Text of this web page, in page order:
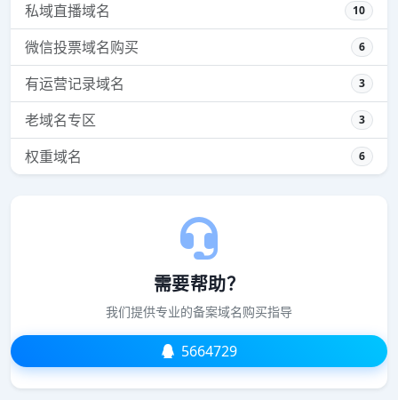
私域直播域名 10
微信投票域名购买 6
有运营记录域名 3
老域名专区 3
权重域名 6
需要帮助？
我们提供专业的备案域名购买指导
5664729